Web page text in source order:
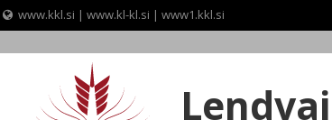
www.kkl.si | www.kl-kl.si | www1.kkl.si